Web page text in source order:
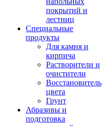
покрытий и
лестниц
Специальные
продукты
Для камня и
кирпича
Растворители и
очистители
Восстановитель
цвета
Грунт
Абразивы и
подготовка